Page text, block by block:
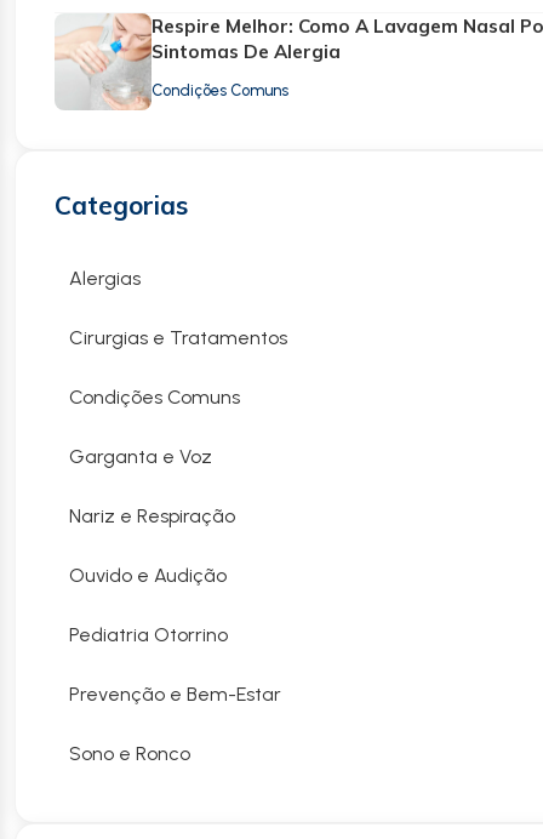
Respire Melhor: Como A Lavagem Nasal
Sintomas De Alergia
Condições Comuns
Categorias
Alergias
Cirurgias e Tratamentos
Condições Comuns
Garganta e Voz
Nariz e Respiração
Ouvido e Audição
Pediatria Otorrino
Prevenção e Bem-Estar
Sono e Ronco